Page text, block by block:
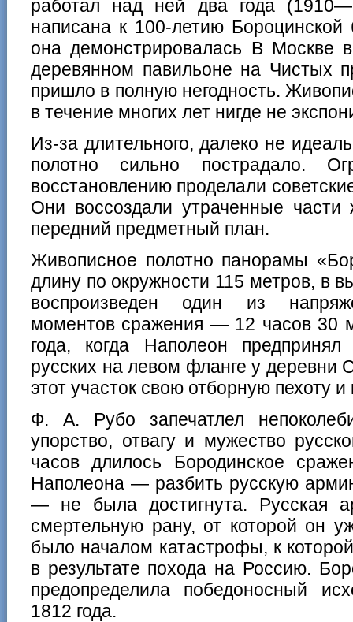
работал над ней два года
написана к 100-летию
она демонстрировалась В Москве
деревянном павильоне на Чистых
пришло в полную негодность.
в течение многих лет нигде не
Из-за длительного, далеко не
полотно сильно пострадало.
восстановлению проделали
Они воссоздали утраченные части
передний предметный план.
Живописное полотно панорамы
длину по окружности 115 метров, в
воспроизведен один из
моментов сражения — 12 часов 30
года, когда Наполеон
русских на левом фланге у деревни
этот участок свою отборную пехоту
Ф. А. Рубо запечатлел
упорство, отвагу и мужество
часов длилось Бородинское
Наполеона — разбить русскую
— не была достигнута. Русская
смертельную рану, от которой он
было началом катастрофы, к
в результате похода на Россию.
предопределила победоносный
1812 года.